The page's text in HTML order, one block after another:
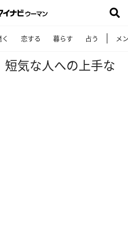
恋する 暮らす 占う メ
気な人への上手な